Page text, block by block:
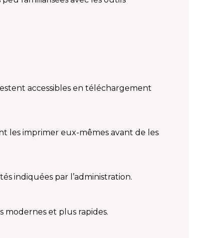
accessibles en téléchargement
les imprimer eux-mêmes avant de les
indiquées par l’administration.
et plus rapides.